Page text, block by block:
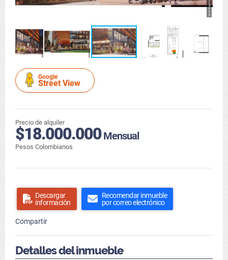
Google
Street View
Precio de alquiler
$18.000.000Mensual
Pesos Colombianos
Descargar
información
Recomendar inmueble
por correo electrónico
Compartir
Detalles del inmueble